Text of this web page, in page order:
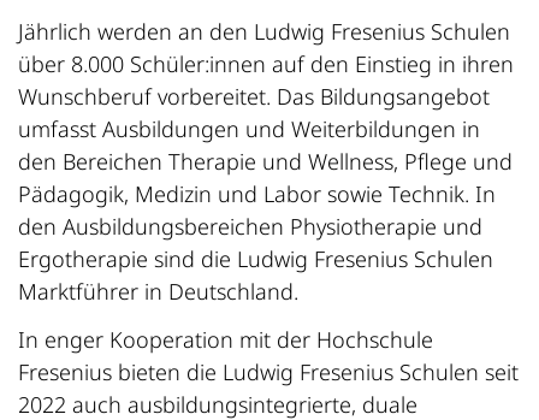
Jährlich werden an den Ludwig Fresenius Schulen
über 8.000 Schüler:innen auf den Einstieg in ihren
Wunschberuf vorbereitet. Das Bildungsangebot
umfasst Ausbildungen und Weiterbildungen in
den Bereichen Therapie und Wellness, Pflege und
Pädagogik, Medizin und Labor sowie Technik. In
den Ausbildungsbereichen Physiotherapie und
Ergotherapie sind die Ludwig Fresenius Schulen
Marktführer in Deutschland.
In enger Kooperation mit der Hochschule
Fresenius bieten die Ludwig Fresenius Schulen seit
2022 auch ausbildungsintegrierte, duale